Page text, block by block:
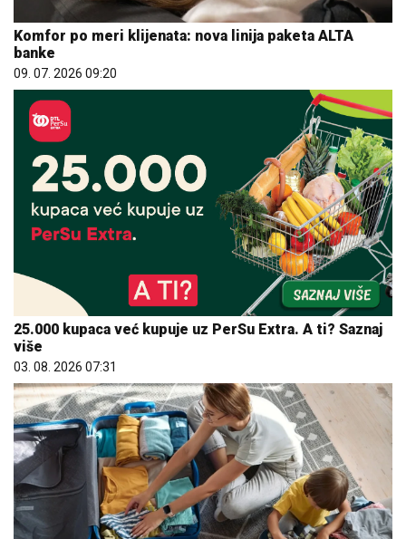
Komfor po meri klijenata: nova linija paketa ALTA
banke
09. 07. 2026 09:20
25.000 kupaca već kupuje uz PerSu Extra. A ti? Saznaj
više
03. 08. 2026 07:31